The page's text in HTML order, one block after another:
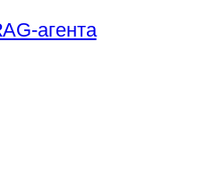
агента